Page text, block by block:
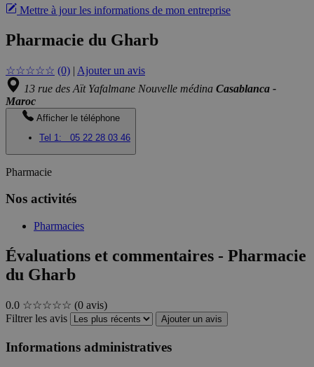
Mettre à jour les informations de mon entreprise
Pharmacie du Gharb
☆☆☆☆☆ (0) | Ajouter un avis
13 rue des Aït Yafalmane Nouvelle médina Casablanca -
Maroc
Afficher le téléphone
Tel 1:
05 22 28 03 46
Pharmacie
Nos activités
Pharmacies
Évaluations et commentaires - Pharmacie
du Gharb
0.0 ☆☆☆☆☆ (0 avis)
Filtrer les avis
Ajouter un avis
Informations administratives